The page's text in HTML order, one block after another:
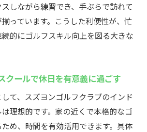
しながら練習でき、手ぶらで訪れて
っています。こうした利便性が、忙
的にゴルフスキル向上を図る大きな
クールで休日を有意義に過ごす
て、スズヨンゴルフクラブのインド
理想的です。家の近くで本格的なゴ
め、時間を有効活用できます。具体